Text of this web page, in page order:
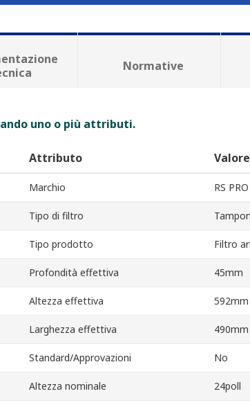
Normative
uno o più attributi.
Attributo Valore
Marchio RS PRO
Tipo di filtro
Tipo prodotto Filtro
Profondità effettiva 45mm
Altezza effettiva 592mm
Larghezza effettiva 490mm
Standard/Approvazioni No
Altezza nominale 24poll